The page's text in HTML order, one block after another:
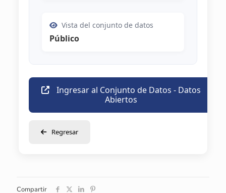
Vista del conjunto de datos
Público
Ingresar al Conjunto de Datos - Datos
Abiertos
Regresar
Compartir